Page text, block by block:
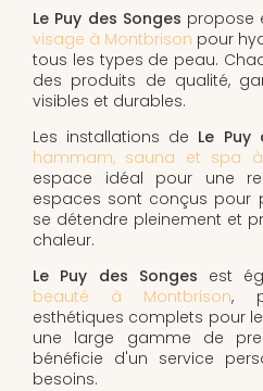
Le Puy des Songes propose
visage à Montbrison pour
tous les types de peau.
des produits de qualité,
visibles et durables.
Les installations de Le Puy
hammam, sauna et spa
espace idéal pour une
espaces sont conçus pour
se détendre pleinement et
chaleur.
Le Puy des Songes est
beauté à Montbrison,
esthétiques complets pour
une large gamme de
bénéficie d'un service
besoins.